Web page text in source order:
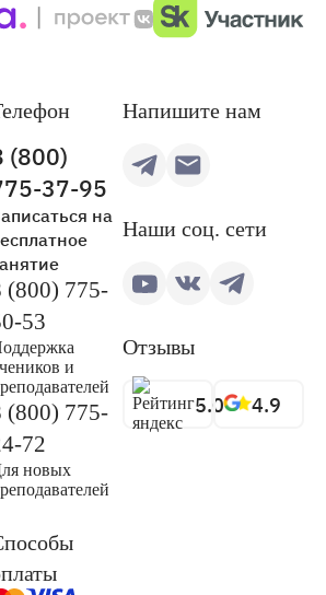
(800)
37-95
на
(800) 775-
53
и
(800) 775-
72
новых
Напишите нам
Наши соц. сети
Отзывы
5.0 4.9